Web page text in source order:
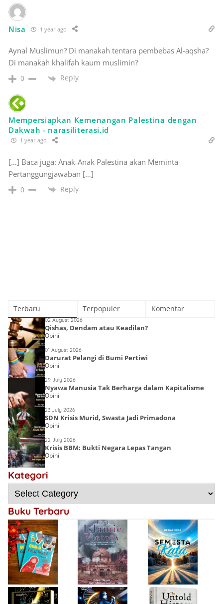
Nisa 1 year ago
Aynal Muslimun? Di manakah tentara pembebas Al-aqsha?
Di manakah khalifah kaum muslimin?
0 Reply
Mempersiapkan Kemenangan Palestina dengan
Dakwah - narasiliterasi.id
1 year ago
[…] Baca juga: Anak-Anak Palestina akan Meminta
Pertanggungjawaban […]
0 Reply
Terbaru Terpopuler Komentar
02 August 2026
Qishas, Dendam atau Keadilan?
Opini
01 August 2026
Darurat Pelangi di Bumi Pertiwi
Opini
29 July 2026
Nyawa Manusia Tak Berharga dalam Kapitalisme
Opini
23 July 2026
SDN Krisis Murid, Swasta Jadi Primadona
Opini
22 July 2026
Krisis BBM: Bukti Negara Lepas Tangan
Opini
Kategori
Buku Terbaru
Choirin Fitri
Resensi Buku
Gen-Q Kece Badai
Kemenangan
Isty Daiyah
Jejak Karya Impian
Firda Umayah
True Medical,
Bukan Sekadar
Buku Medis
Haifa Eimaan
The Untold
History of
Ottoman
Desi Wulan Sari